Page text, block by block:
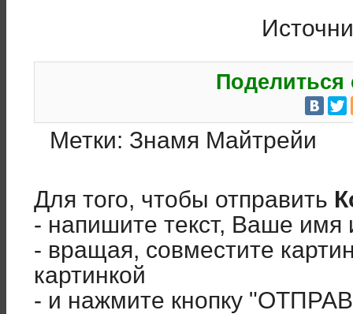
Поделиться
Метки: Знамя Майтрейи
Для того, чтобы отправить
- напишите текст, Ваше имя
- вращая, совместите
картинкой
- и нажмите кнопку